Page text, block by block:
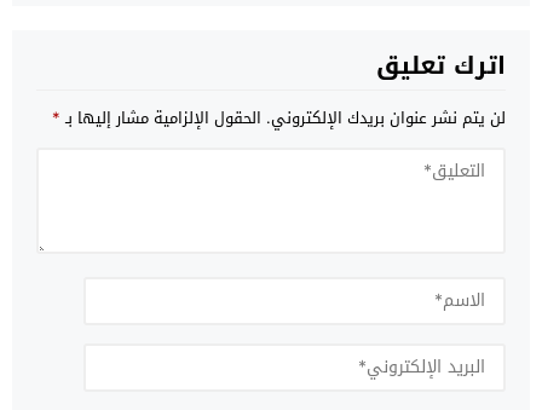
اترك تعليق
لن يتم نشر عنوان بريدك الإلكتروني. الحقول الإلزامية مشار إليها بـ*